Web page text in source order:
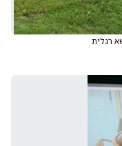
רגלית